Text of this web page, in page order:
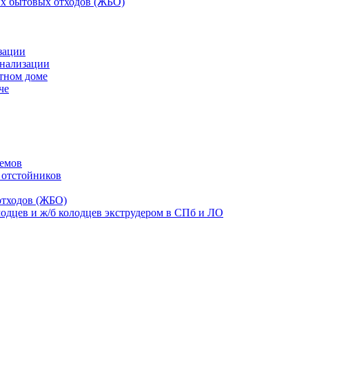
доме
(ЖБО)
и ж/б колодцев экструдером в СПб и ЛО